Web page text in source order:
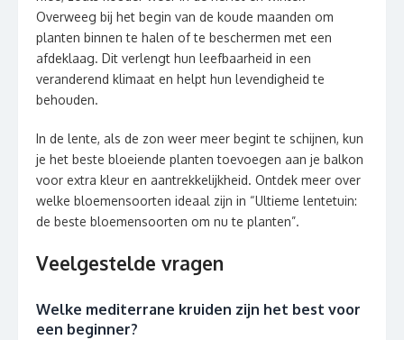
Overweeg bij het begin van de koude maanden om
planten binnen te halen of te beschermen met een
afdeklaag. Dit verlengt hun leefbaarheid in een
veranderend klimaat en helpt hun levendigheid te
behouden.
In de lente, als de zon weer meer begint te schijnen, kun
je het beste bloeiende planten toevoegen aan je balkon
voor extra kleur en aantrekkelijkheid. Ontdek meer over
welke bloemensoorten ideaal zijn in “Ultieme lentetuin:
de beste bloemensoorten om nu te planten”.
Veelgestelde vragen
Welke mediterrane kruiden zijn het best voor
een beginner?